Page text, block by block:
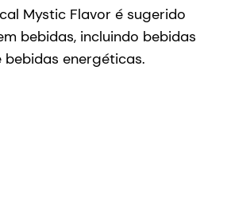
Mystic Flavor é sugerido
bebidas, incluindo bebidas
bebidas energéticas.